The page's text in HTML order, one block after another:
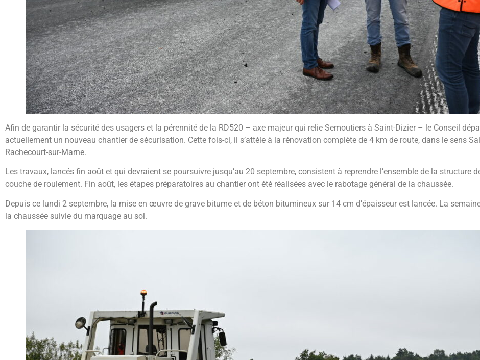
Afin de garantir la sécurité des usagers et la pérennité de la RD520 – axe majeur qui relie Semoutiers à Saint-Dizier – le Conseil
actuellement un nouveau chantier de sécurisation. Cette fois-ci, il s’attèle à la rénovation complète de 4 km de route, dans le sens
Rachecourt-sur-Marne.
Les travaux, lancés fin août et qui devraient se poursuivre jusqu’au 20 septembre, consistent à reprendre l’ensemble de la structure
couche de roulement. Fin août, les étapes préparatoires au chantier ont été réalisées avec le rabotage général de la chaussée.
Depuis ce lundi 2 septembre, la mise en œuvre de grave bitume et de béton bitumineux sur 14 cm d’épaisseur est lancée. La
la chaussée suivie du marquage au sol.